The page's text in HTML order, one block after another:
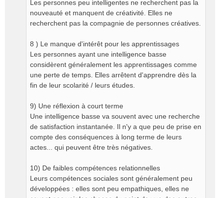
Les personnes peu intelligentes ne recherchent pas la
nouveauté et manquent de créativité. Elles ne
recherchent pas la compagnie de personnes créatives.
8 ) Le manque d'intérêt pour les apprentissages
Les personnes ayant une intelligence basse
considèrent généralement les apprentissages comme
une perte de temps. Elles arrêtent d'apprendre dès la
fin de leur scolarité / leurs études.
9) Une réflexion à court terme
Une intelligence basse va souvent avec une recherche
de satisfaction instantanée. Il n'y a que peu de prise en
compte des conséquences à long terme de leurs
actes... qui peuvent être très négatives.
10) De faibles compétences relationnelles
Leurs compétences sociales sont généralement peu
développées : elles sont peu empathiques, elles ne